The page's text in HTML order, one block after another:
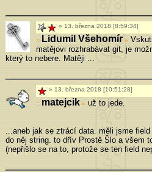
13. března 2018 [8:59:34]
Lidumil Všehomír»
matějovi rozhrabávat git, je
který to nebere. Matěji ...
13. března 2018 [10:51:28]
matejcik» už to jede.
...aneb jak se ztrácí data. měli jsme
do něj string. to dřív Prostě Šlo a všem
(nepřišlo se na to, protože se ten field